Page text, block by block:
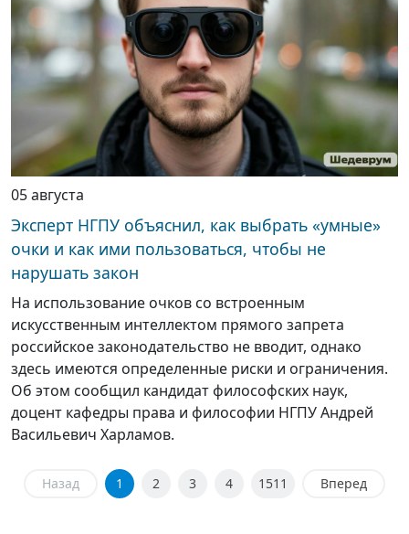
05 августа
Эксперт НГПУ объяснил, как выбрать «умные»
очки и как ими пользоваться, чтобы не
нарушать закон
На использование очков со встроенным
искусственным интеллектом прямого запрета
российское законодательство не вводит, однако
здесь имеются определенные риски и ограничения.
Об этом сообщил кандидат философских наук,
доцент кафедры права и философии НГПУ Андрей
Васильевич Харламов.
Назад 1 2 3 4 1511 Вперед